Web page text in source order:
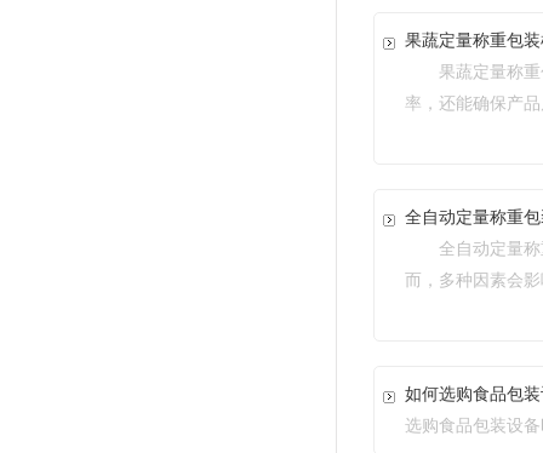
果蔬定量称重包
果蔬定量称重包装
率，还能确保
全自动定量称重
全自动定量称重
而，多种因素
如何选购食品包
选购食品包装设备